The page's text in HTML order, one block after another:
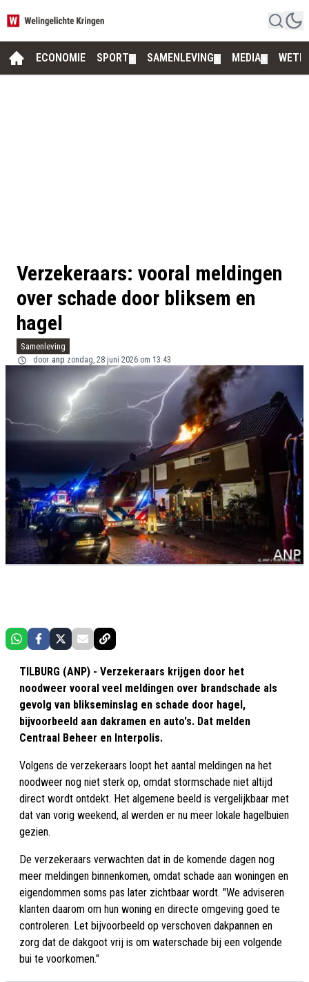
ECONOMIE SPORT SAMENLEVING MEDIA
Verzekeraars: vooral meldingen
over schade door bliksem en
hagel
Samenleving
door anp zondag, 28 juni 2026 om 13:43
TILBURG (ANP) - Verzekeraars krijgen door het
noodweer vooral veel meldingen over brandschade als
gevolg van blikseminslag en schade door hagel,
bijvoorbeeld aan dakramen en auto's. Dat melden
Centraal Beheer en Interpolis.
Volgens de verzekeraars loopt het aantal meldingen na het
noodweer nog niet sterk op, omdat stormschade niet altijd
direct wordt ontdekt. Het algemene beeld is vergelijkbaar met
dat van vorig weekend, al werden er nu meer lokale hagelbuien
gezien.
De verzekeraars verwachten dat in de komende dagen nog
meer meldingen binnenkomen, omdat schade aan woningen en
eigendommen soms pas later zichtbaar wordt. "We adviseren
klanten daarom om hun woning en directe omgeving goed te
controleren. Let bijvoorbeeld op verschoven dakpannen en
zorg dat de dakgoot vrij is om waterschade bij een volgende
bui te voorkomen."